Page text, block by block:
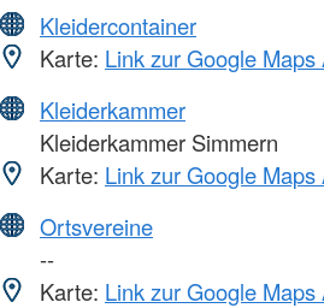
Kleidercontainer
Karte: Link zur Google Maps
Kleiderkammer
Kleiderkammer Simmern
Karte: Link zur Google Maps
Ortsvereine
--
Karte: Link zur Google Maps